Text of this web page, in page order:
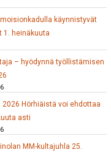
käynnistyvät
1. heinäkuuta
– hyödynnä työllistämisen
2026 Hörhiäistä voi ehdottaa
asti
MM-kultajuhla 25.